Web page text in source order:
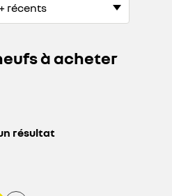
à acheter
résultat